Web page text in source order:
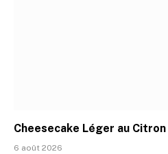
Cheesecake Léger au
6 août 2026